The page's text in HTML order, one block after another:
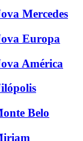
Mercedes
Europa
América
Belo